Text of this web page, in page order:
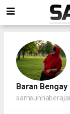
Baran Bengay